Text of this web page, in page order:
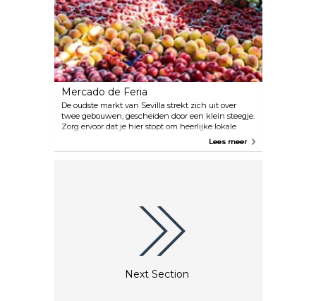
hedendaags design.
Mercado de Feria
De oudste markt van Sevilla strekt zich uit over
twee gebouwen, gescheiden door een klein steegje.
Zorg ervoor dat je hier stopt om heerlijke lokale
producten te proberen, zoals vlees, zeevruchten,
Lees meer
Next Section